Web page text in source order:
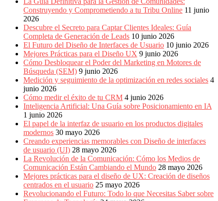
Construyendo y Comprometiendo a tu Tribu Online 11 junio
2026
Descubre el Secreto para Captar Clientes Ideales: Guía
Completa de Generación de Leads 10 junio 2026
El Futuro del Diseño de Interfaces de Usuario 10 junio 2026
Mejores Prácticas para el Diseño UX 9 junio 2026
Cómo Desbloquear el Poder del Marketing en Motores de
Búsqueda (SEM) 9 junio 2026
Medición y seguimiento de la optimización en redes sociales 4
junio 2026
Cómo medir el éxito de tu CRM 4 junio 2026
Inteligencia Artificial: Una Guía sobre Posicionamiento en IA
1 junio 2026
El papel de la interfaz de usuario en los productos digitales
modernos 30 mayo 2026
Creando experiencias memorables con Diseño de interfaces
de usuario (UI) 28 mayo 2026
La Revolución de la Comunicación: Cómo los Medios de
Comunicación Están Cambiando el Mundo 28 mayo 2026
Mejores prácticas para el diseño de UX: Creación de diseños
centrados en el usuario 25 mayo 2026
Revolucionando el Futuro: Todo lo que Necesitas Saber sobre